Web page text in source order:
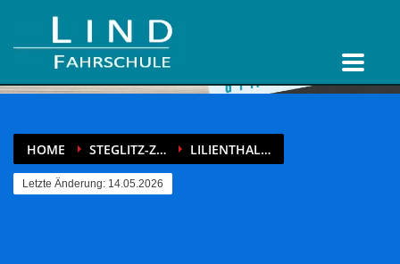
HOME STEGLITZ-Z… LILIENTHAL…
Letzte Änderung: 14.05.2026